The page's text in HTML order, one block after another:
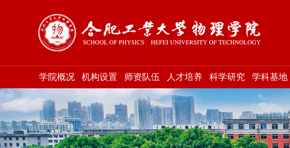
学院概况 机构设置 师资队伍 人才培养 科学研究 学科基地